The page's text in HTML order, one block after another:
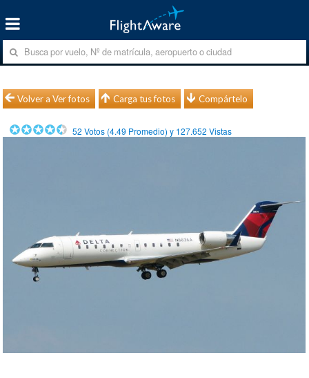
Volver a Ver fotos Carga tus fotos Compártelo
52 Votos (4.49 Promedio) y 127.652 Vistas